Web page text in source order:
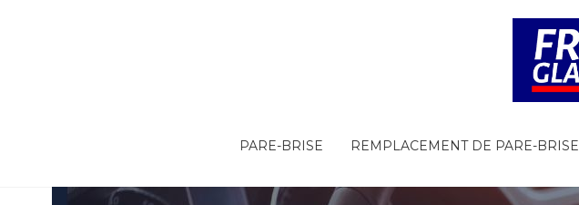
PARE-BRISE REMPLACEMENT DE PARE-BRISE